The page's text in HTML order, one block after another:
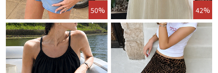
50% 42%